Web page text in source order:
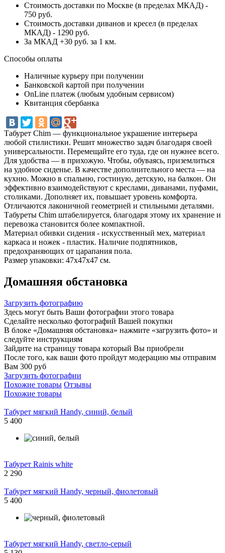
Стоимость доставки по Москве (в пределах МКАД) -
750 руб.
Стоимость доставки диванов и кресел (в пределах
МКАД) - 1290 руб.
За МКАД +30 руб. за 1 км.
Способы оплаты
Наличные курьеру при получении
Банковской картой при получении
OnLine платеж (любым удобным сервисом)
Квитанция сбербанка
Табурет Chim — функциональное украшение интерьера
любой стилистики. Решит множество задач благодаря своей
универсальности. Перемещайте его туда, где он нужнее всего.
Для удобства — в прихожую. Чтобы, обуваясь, приземлиться
на удобное сиденье. В качестве дополнительного места — на
кухню. Можно в спальню, гостиную, детскую, на балкон. Он
эффективно взаимодействуют с креслами, диванами, пуфами,
столиками. Дополняет их, повышает уровень комфорта.
Отличаются лаконичной геометрией и стильными деталями.
Табуреты Chim штабелируется, благодаря этому их хранение и
перевозка становится более компактной.
Материал обивки сидения - искусственный мех, материал
каркаса и ножек - пластик. Наличие подпятников,
предохраняющих от царапания пола.
Размер упаковки: 47х47х47 см.
Домашняя обстановка
Загрузить фотографию
Здесь могут быть Ваши фотографии этого товара
Сделайте несколько фотографий Вашей покупки
В блоке «Домашняя обстановка» нажмите «загрузить фото» и
следуйте инструкциям
Зайдите на страницу товара который Вы приобрели
После того, как ваши фото пройдут модерацию мы отправим
Вам 300 руб
Загрузить фотографии
Похожие товары Отзывы
Похожие товары
Табурет мягкий Handy, синий, белый
5 400
Табурет Rainis white
2 290
Табурет мягкий Handy, черный, фиолетовый
5 400
Табурет мягкий Handy, светло-серый